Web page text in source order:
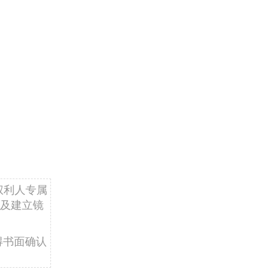
人专属
建立镜
面确认